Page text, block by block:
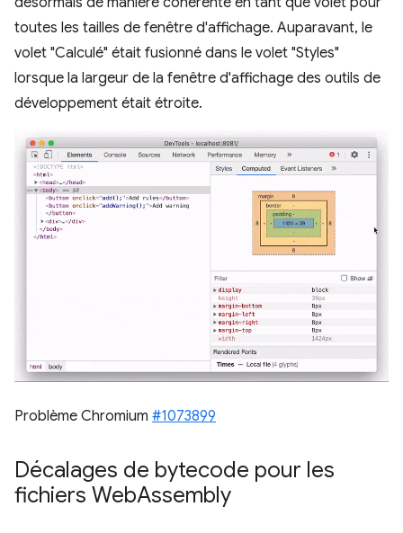
toutes les tailles de fenêtre d'affichage. Auparavant, le
volet "Calculé" était fusionné dans le volet "Styles"
lorsque la largeur de la fenêtre d'affichage des outils de
développement était étroite.
Problème Chromium #1073899
Décalages de bytecode pour les
fichiers WebAssembly